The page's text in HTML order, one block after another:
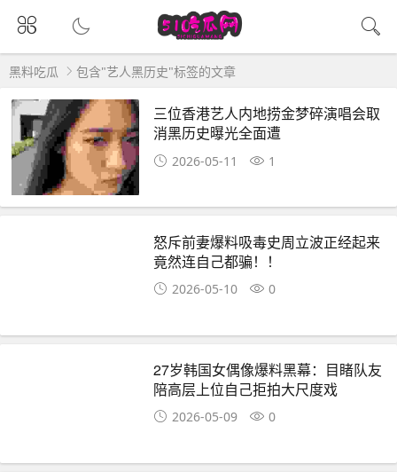
黑料吃瓜 包含"艺人黑历史"标签的文章
三位香港艺人内地捞金梦碎演唱会取
消黑历史曝光全面遭
2026-05-11 1
怒斥前妻爆料吸毒史周立波正经起来
竟然连自己都骗！！
2026-05-10 0
27岁韩国女偶像爆料黑幕：目睹队友
陪高层上位自己拒拍大尺度戏
2026-05-09 0